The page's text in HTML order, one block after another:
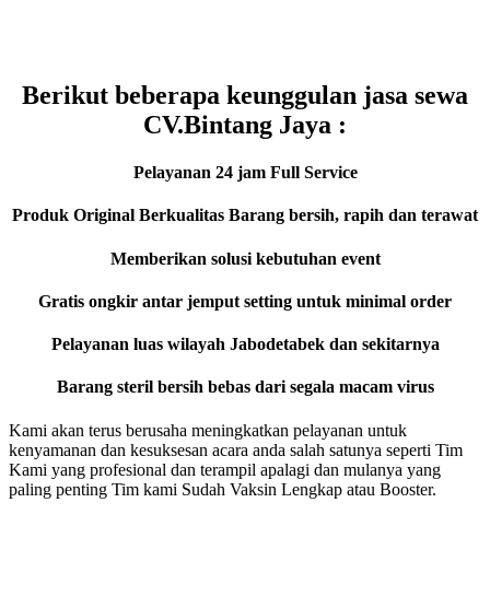
Berikut beberapa keunggulan jasa sewa
CV.Bintang Jaya :
Pelayanan 24 jam Full Service
Produk Original Berkualitas Barang bersih, rapih dan terawat
Memberikan solusi kebutuhan event
Gratis ongkir antar jemput setting untuk minimal order
Pelayanan luas wilayah Jabodetabek dan sekitarnya
Barang steril bersih bebas dari segala macam virus
Kami akan terus berusaha meningkatkan pelayanan untuk
kenyamanan dan kesuksesan acara anda salah satunya seperti Tim
Kami yang profesional dan terampil apalagi dan mulanya yang
paling penting Tim kami Sudah Vaksin Lengkap atau Booster.